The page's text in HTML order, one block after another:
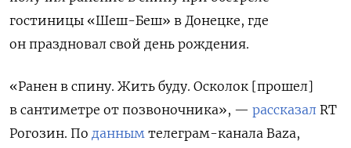
гостиницы «Шеш-Беш» в Донецке, где
он праздновал свой день рождения.
«Ранен в спину. Жить буду. Осколок [прошел]
в сантиметре от позвоночника», — рассказал RT
Рогозин. По данным телеграм-канала Baza,